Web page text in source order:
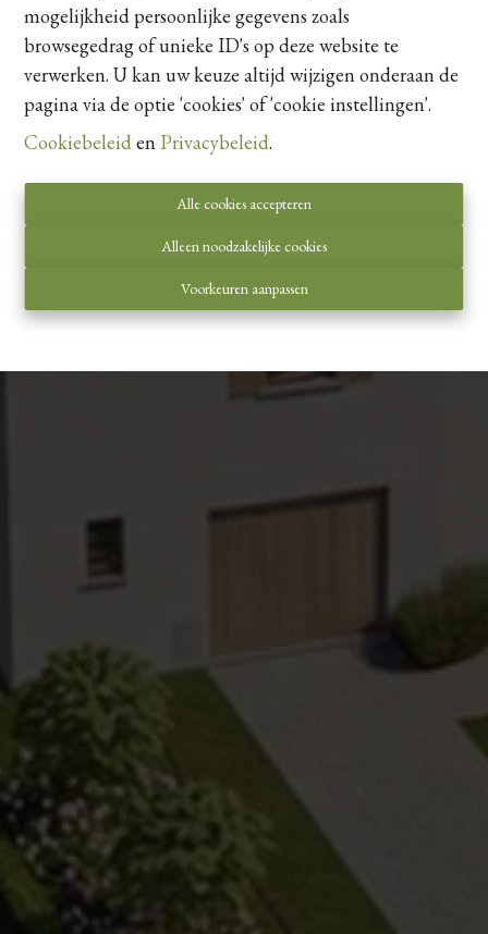
mogelijkheid persoonlijke gegevens zoals
browsegedrag of unieke ID's op deze website te
verwerken. U kan uw keuze altijd wijzigen onderaan de
pagina via de optie 'cookies' of 'cookie instellingen'.
Cookiebeleid en Privacybeleid.
Alle cookies accepteren
Alleen noodzakelijke cookies
Voorkeuren aanpassen
Woonproject Zonhoven
Hasseltse Beverzakstraat, 3520
Contacteer ons Eenheden van het project